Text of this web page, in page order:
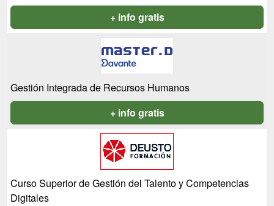
+ info gratis
Gestión Integrada de Recursos Humanos
+ info gratis
Curso Superior de Gestión del Talento y Competencias
Digitales